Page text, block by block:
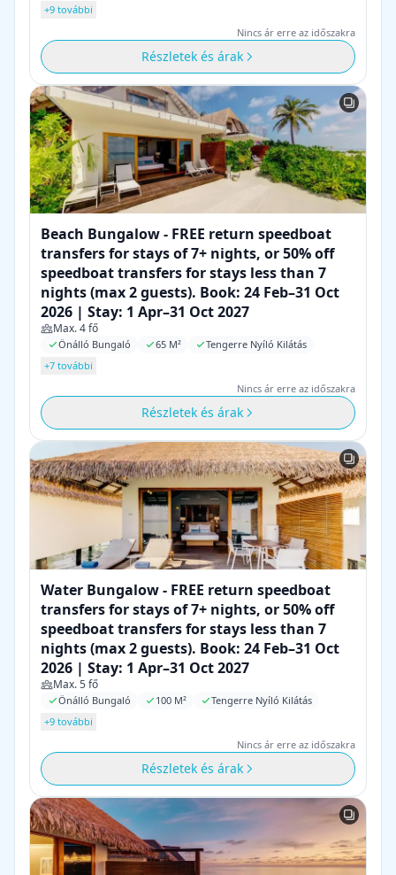
+9 további
Nincs ár erre az időszakra
Részletek és árak
Beach Bungalow - FREE return speedboat
transfers for stays of 7+ nights, or 50% off
speedboat transfers for stays less than 7
nights (max 2 guests). Book: 24 Feb–31 Oct
2026 | Stay: 1 Apr–31 Oct 2027
Max. 4 fő
Önálló Bungaló 65 M²
Tengerre Nyíló Kilátás
+7 további
Nincs ár erre az időszakra
Részletek és árak
Water Bungalow - FREE return speedboat
transfers for stays of 7+ nights, or 50% off
speedboat transfers for stays less than 7
nights (max 2 guests). Book: 24 Feb–31 Oct
2026 | Stay: 1 Apr–31 Oct 2027
Max. 5 fő
Önálló Bungaló 100 M²
Tengerre Nyíló Kilátás
+9 további
Nincs ár erre az időszakra
Részletek és árak